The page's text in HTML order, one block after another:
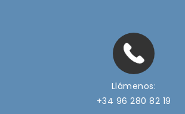
Llámenos:
+34 96 280 82 19